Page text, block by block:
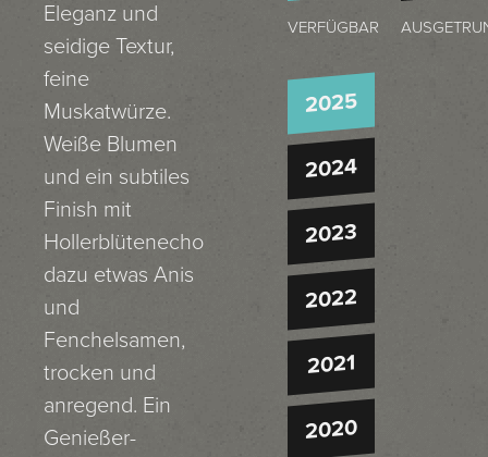
Eleganz und
seidige Textur,
feine
Muskatwürze.
Weiße Blumen
und ein subtiles
Finish mit
Hollerblütenecho
dazu etwas Anis
und
Fenchelsamen,
trocken und
anregend. Ein
Genießer-
VERFÜGBAR
2025
2024
2023
2022
2021
2020